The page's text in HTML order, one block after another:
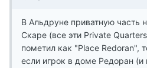
В Альдруне приватную часть
Скаре (все эти Private
пометил как "Place Redoran",
если игрок в доме Редоран (и